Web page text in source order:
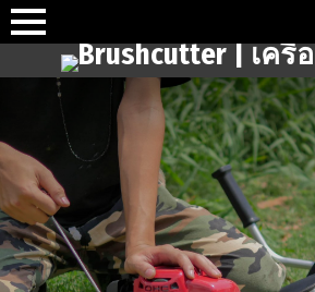
Menu